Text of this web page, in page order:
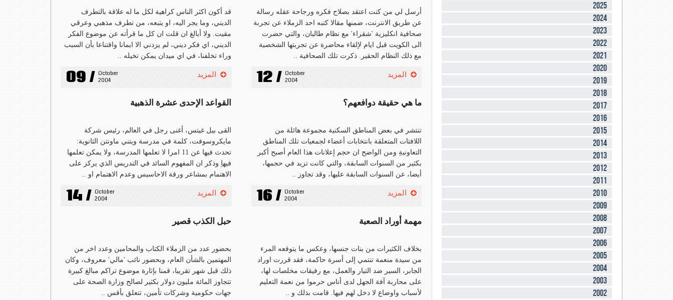
قد أكون اكثر الناس كراهية لكل ما له علاقة بالتطرف
الديني، وما يجر اليه، او يتبعه، من تطرف مذهبي وعرقي
مقيت. ولا أبالغ ان قلت ان كل ما قرأته عن موضوع الفكر
الديني، اي فكر ديني، لم يزدني الا ايمانا واقتناعا بأن السبب
وراء تخلفنا، في اي ميدان يمكن تخيله ..
09 / October
2004
المزيد
أرسل لي من كنت اعتقد بصلاح فكره ورجاحة عقله رسالة
عن طريق الانترنت، ضمنها مقالا كتبه احد الزملاء عن تجربة
صحافية انكليزية 'شقراء' مع نظام طالبان، والتي حضرت
الى الكويت قبل ايام لإلقاء محاضرة عن تجربتها الشخصية
مع ذلك النظام الحقير. ذكرت تلك الصحافية ..
12 / October
2004
المزيد
القواعد الإحدى عشرة الذهبية
القى بيل غيتس، أغنى رجل في العالم، رئيس شركة
مايكروسوفت، كلمة في مدرسة ويتني ماونتن الثانوية:
تحدث فيها عن 11 امرا لا تعلمها المدرسة، ولا يمكن تعلمها
فيهاِ وذكر ان المفهوم السائد في التدريس الذي يركز على
الاهتمام بمشاعر ورقة الاحاسيس وعدم الاهتمام او ..
14 / October
2004
المزيد
ما هي حقيقة دوافعهم؟
تنتشر في بعض المناطق السكنية مجموعة هائلة من
اللافتات المتعلقة بانتخابات أعضاء لجمعيات تلك المناطق
التعاونيةِ ومن الواضح ان حجم إعلانات هذا العام أصبح أكبر
بكثير من السنوات السابقة، والتي كانت تزيد في حجمها،
أيضا، عن السنوات السابقة عليها، وقد تجاوز ..
16 / October
2004
المزيد
حبل الكذب قصير
بحضور عدد من الزملاء الكتاب والمحامين وعدد اخر من
المهتمين بالشأن العام، وبحضور نائب 'مالي' معروف، وكان
ذلك قبل شهر تقريبا، قمنا بإثارة موضوع تراكم مبالغ كبيرة
تتجاوز المائة مليون دولار بكثير لصالح وزارة الصحة على
جهات حكومية وشركات تأمين، تتعلق بأقس ..
مهمة أوراد الصعبة
بخلاف الكثيرات من بنات جنسها، وعكس ما يتوقعه المرء
من سيدة منعمة تنتمي إلى أسرة حاكمة، فقد قررت اوراد
الجابر، السير ضد التيار والعمل، مع رفيقات مخلصات لها،
على محاربة آفة الجهل لدى أناس حرموا من نعمة التعليم
لأسباب واوضاع لا دخل لهم فيها. قامت بذلك و ..
2025
2024
2023
2022
2021
2020
2019
2018
2017
2016
2015
2014
2013
2012
2011
2010
2009
2008
2007
2006
2005
2004
2003
2002